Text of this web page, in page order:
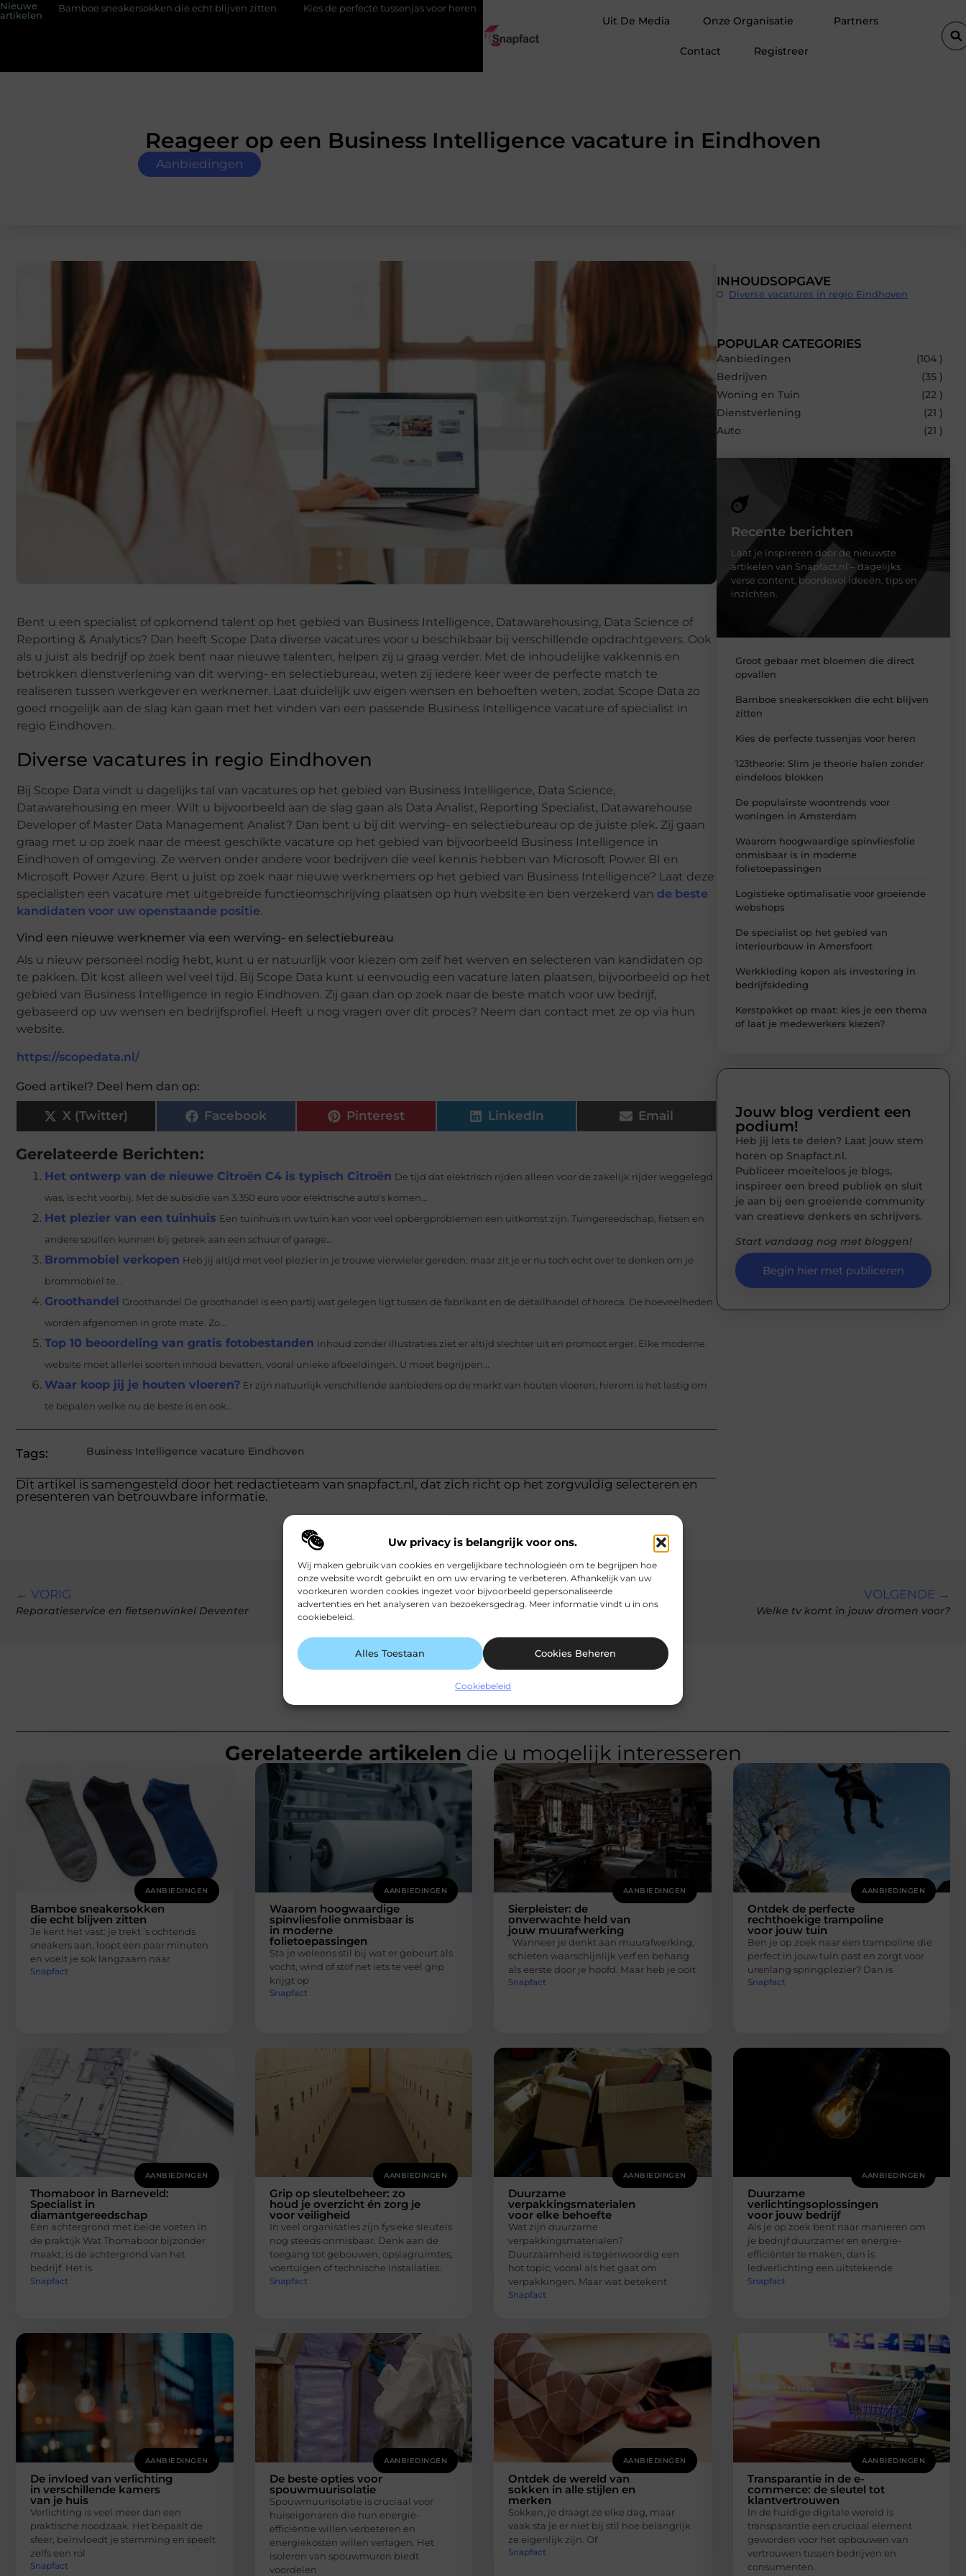
Uw privacy is belangrijk voor ons.
Wij maken gebruik van cookies en vergelijkbare technologieën om te begrijpen hoe
onze website wordt gebruikt en om uw ervaring te verbeteren. Afhankelijk van uw
voorkeuren worden cookies ingezet voor bijvoorbeeld gepersonaliseerde
advertenties en het analyseren van bezoekersgedrag. Meer informatie vindt u in ons
cookiebeleid.
Alles Toestaan Cookies Beheren
Cookiebeleid
Nieuwe
artikelen
die echt blijven zitten Kies de perfecte tussenjas voor heren 123theorie: Slim je theorie halen zonder eindeloos blokken
Uit De Media Onze Organisatie Partners
Contact Registreer
Reageer op een Business Intelligence vacature in Eindhoven
Aanbiedingen
Bent u een specialist of opkomend talent op het gebied van Business Intelligence, Datawarehousing, Data Science of
Reporting & Analytics? Dan heeft Scope Data diverse vacatures voor u beschikbaar bij verschillende opdrachtgevers. Ook
als u juist als bedrijf op zoek bent naar nieuwe talenten, helpen zij u graag verder. Met de inhoudelijke vakkennis en
betrokken dienstverlening van dit werving- en selectiebureau, weten zij iedere keer weer de perfecte match te
realiseren tussen werkgever en werknemer. Laat duidelijk uw eigen wensen en behoeften weten, zodat Scope Data zo
goed mogelijk aan de slag kan gaan met het vinden van een passende Business Intelligence vacature of specialist in
regio Eindhoven.
Diverse vacatures in regio Eindhoven
Bij Scope Data vindt u dagelijks tal van vacatures op het gebied van Business Intelligence, Data Science,
Datawarehousing en meer. Wilt u bijvoorbeeld aan de slag gaan als Data Analist, Reporting Specialist, Datawarehouse
Developer of Master Data Management Analist? Dan bent u bij dit werving- en selectiebureau op de juiste plek. Zij gaan
graag met u op zoek naar de meest geschikte vacature op het gebied van bijvoorbeeld Business Intelligence in
Eindhoven of omgeving. Ze werven onder andere voor bedrijven die veel kennis hebben van Microsoft Power BI en
Microsoft Power Azure. Bent u juist op zoek naar nieuwe werknemers op het gebied van Business Intelligence? Laat deze
specialisten een vacature met uitgebreide functieomschrijving plaatsen op hun website en ben verzekerd van de beste
kandidaten voor uw openstaande positie.
Vind een nieuwe werknemer via een werving- en selectiebureau
Als u nieuw personeel nodig hebt, kunt u er natuurlijk voor kiezen om zelf het werven en selecteren van kandidaten op
te pakken. Dit kost alleen wel veel tijd. Bij Scope Data kunt u eenvoudig een vacature laten plaatsen, bijvoorbeeld op het
gebied van Business Intelligence in regio Eindhoven. Zij gaan dan op zoek naar de beste match voor uw bedrijf,
gebaseerd op uw wensen en bedrijfsprofiel. Heeft u nog vragen over dit proces? Neem dan contact met ze op via hun
website.
https://scopedata.nl/
Goed artikel? Deel hem dan op:
X (Twitter) Facebook Pinterest LinkedIn Email
Gerelateerde Berichten:
Het ontwerp van de nieuwe Citroën C4 is typisch Citroën De tijd dat elektrisch rijden alleen voor de zakelijk rijder weggelegd
was, is echt voorbij. Met de subsidie van 3.350 euro voor elektrische auto’s komen...
Het plezier van een tuinhuis Een tuinhuis in uw tuin kan voor veel opbergproblemen een uitkomst zijn. Tuingereedschap, fietsen en
andere spullen kunnen bij gebrek aan een schuur of garage...
Brommobiel verkopen Heb jij altijd met veel plezier in je trouwe vierwieler gereden, maar zit je er nu toch echt over te denken om je
brommobiel te...
Groothandel Groothandel De groothandel is een partij wat gelegen ligt tussen de fabrikant en de detailhandel of horeca. De hoeveelheden
worden afgenomen in grote mate. Zo...
Top 10 beoordeling van gratis fotobestanden Inhoud zonder illustraties ziet er altijd slechter uit en promoot erger. Elke moderne
website moet allerlei soorten inhoud bevatten, vooral unieke afbeeldingen. U moet begrijpen...
Waar koop jij je houten vloeren? Er zijn natuurlijk verschillende aanbieders op de markt van houten vloeren, hierom is het lastig om
te bepalen welke nu de beste is en ook...
Tags: Business Intelligence vacature Eindhoven
Dit artikel is samengesteld door het redactieteam van snapfact.nl, dat zich richt op het zorgvuldig selecteren en
presenteren van betrouwbare informatie.
INHOUDSOPGAVE
Diverse vacatures in regio Eindhoven
POPULAR CATEGORIES
Aanbiedingen
(104 )
Bedrijven
(35 )
Woning en Tuin
(22 )
Dienstverlening
(21 )
Auto
(21 )
Recente berichten
Laat je inspireren door de nieuwste
artikelen van Snapfact.nl – dagelijks
verse content, boordevol ideeën, tips en
inzichten.
Groot gebaar met bloemen die direct
opvallen
Bamboe sneakersokken die echt blijven
zitten
Kies de perfecte tussenjas voor heren
123theorie: Slim je theorie halen zonder
eindeloos blokken
De populairste woontrends voor
woningen in Amsterdam
Waarom hoogwaardige spinvliesfolie
onmisbaar is in moderne
folietoepassingen
Logistieke optimalisatie voor groeiende
webshops
De specialist op het gebied van
interieurbouw in Amersfoort
Werkkleding kopen als investering in
bedrijfskleding
Kerstpakket op maat: kies je een thema
of laat je medewerkers kiezen?
Jouw blog verdient een
podium!
Heb jij iets te delen? Laat jouw stem
horen op Snapfact.nl.
Publiceer moeiteloos je blogs,
inspireer een breed publiek en sluit
je aan bij een groeiende community
van creatieve denkers en schrijvers.
Start vandaag nog met bloggen!
Begin hier met publiceren
← VORIG
Reparatieservice en fietsenwinkel Deventer
VOLGENDE →
Welke tv komt in jouw dromen voor?
Gerelateerde artikelen die u mogelijk interesseren
AANBIEDINGEN
Bamboe sneakersokken
die echt blijven zitten
Je kent het vast: je trekt ’s ochtends
sneakers aan, loopt een paar minuten
en voelt je sok langzaam naar
Snapfact
AANBIEDINGEN
Waarom hoogwaardige
spinvliesfolie onmisbaar is
in moderne
folietoepassingen
Sta je weleens stil bij wat er gebeurt als
vocht, wind of stof net iets te veel grip
krijgt op
Snapfact
AANBIEDINGEN
Sierpleister: de
onverwachte held van
jouw muurafwerking
Wanneer je denkt aan muurafwerking,
schieten waarschijnlijk verf en behang
als eerste door je hoofd. Maar heb je ooit
Snapfact
AANBIEDINGEN
Ontdek de perfecte
rechthoekige trampoline
voor jouw tuin
Ben je op zoek naar een trampoline die
perfect in jouw tuin past en zorgt voor
urenlang springplezier? Dan is
Snapfact
AANBIEDINGEN
Thomaboor in Barneveld:
Specialist in
diamantgereedschap
Een achtergrond met beide voeten in
de praktijk Wat Thomaboor bijzonder
maakt, is de achtergrond van het
bedrijf. Het is
Snapfact
AANBIEDINGEN
Grip op sleutelbeheer: zo
houd je overzicht én zorg je
voor veiligheid
In veel organisaties zijn fysieke sleutels
nog steeds onmisbaar. Denk aan de
toegang tot gebouwen, opslagruimtes,
voertuigen of technische installaties.
Snapfact
AANBIEDINGEN
Duurzame
verpakkingsmaterialen
voor elke behoefte
Wat zijn duurzame
verpakkingsmaterialen?
Duurzaamheid is tegenwoordig een
hot topic, vooral als het gaat om
verpakkingen. Maar wat betekent
Snapfact
AANBIEDINGEN
Duurzame
verlichtingsoplossingen
voor jouw bedrijf
Als je op zoek bent naar manieren om
je bedrijf duurzamer en energie-
efficiënter te maken, dan is
ledverlichting een uitstekende
Snapfact
AANBIEDINGEN
De invloed van verlichting
in verschillende kamers
van je huis
Verlichting is veel meer dan een
praktische noodzaak. Het bepaalt de
sfeer, beïnvloedt je stemming en speelt
zelfs een rol
Snapfact
AANBIEDINGEN
De beste opties voor
spouwmuurisolatie
Spouwmuurisolatie is cruciaal voor
huiseigenaren die hun energie-
efficiëntie willen verbeteren en
energiekosten willen verlagen. Het
isoleren van spouwmuren biedt
voordelen
AANBIEDINGEN
Ontdek de wereld van
sokken in alle stijlen en
merken
Sokken, je draagt ze elke dag, maar
vaak sta je er niet bij stil hoe belangrijk
ze eigenlijk zijn. Of
Snapfact
AANBIEDINGEN
Transparantie in de e-
commerce: de sleutel tot
klantvertrouwen
In de huidige digitale wereld is
transparantie een cruciaal element
geworden voor het opbouwen van
vertrouwen tussen bedrijven en
consumenten.